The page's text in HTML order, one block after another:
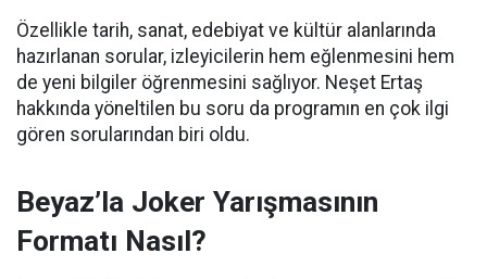
Özellikle tarih, sanat, edebiyat ve kültür alanlarında
hazırlanan sorular, izleyicilerin hem eğlenmesini hem
de yeni bilgiler öğrenmesini sağlıyor. Neşet Ertaş
hakkında yöneltilen bu soru da programın en çok ilgi
gören sorularından biri oldu.
Beyaz’la Joker Yarışmasının
Formatı Nasıl?